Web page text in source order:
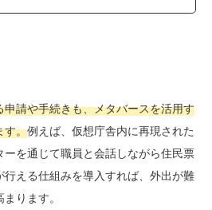
請や手続きも、メタバースを活用す
す。例えば、仮想庁舎内に再現された
を通じて職員と会話しながら住民票
える仕組みを導入すれば、外出が難
ります。